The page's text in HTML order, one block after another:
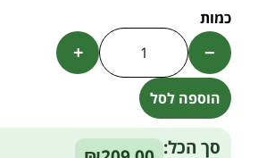
−
+
הוספה לסל
Alternative:
סך הכל: